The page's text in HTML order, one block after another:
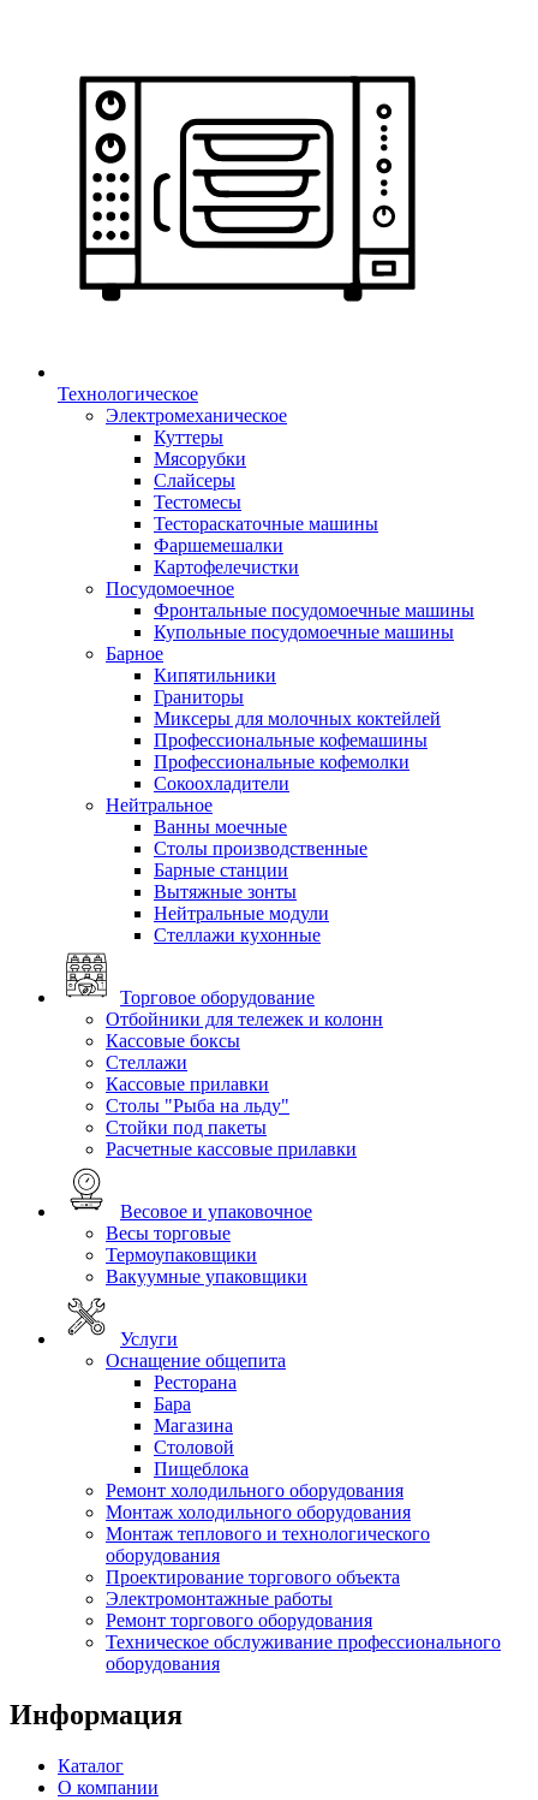
Технологическое
Электромеханическое
Куттеры
Мясорубки
Слайсеры
Тестомесы
Тестораскаточные машины
Фаршемешалки
Картофелечистки
Посудомоечное
Фронтальные посудомоечные машины
Купольные посудомоечные машины
Барное
Кипятильники
Граниторы
Миксеры для молочных коктейлей
Профессиональные кофемашины
Профессиональные кофемолки
Сокоохладители
Нейтральное
Ванны моечные
Столы производственные
Барные станции
Вытяжные зонты
Нейтральные модули
Стеллажи кухонные
Торговое оборудование
Отбойники для тележек и колонн
Кассовые боксы
Стеллажи
Кассовые прилавки
Столы "Рыба на льду"
Стойки под пакеты
Расчетные кассовые прилавки
Весовое и упаковочное
Весы торговые
Термоупаковщики
Вакуумные упаковщики
Услуги
Оснащение общепита
Ресторана
Бара
Магазина
Столовой
Пищеблока
Ремонт холодильного оборудования
Монтаж холодильного оборудования
Монтаж теплового и технологического
оборудования
Проектирование торгового объекта
Электромонтажные работы
Ремонт торгового оборудования
Техническое обслуживание профессионального
оборудования
Информация
Каталог
О компании